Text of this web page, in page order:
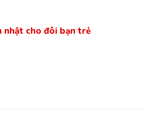
nhật cho đôi bạn trẻ